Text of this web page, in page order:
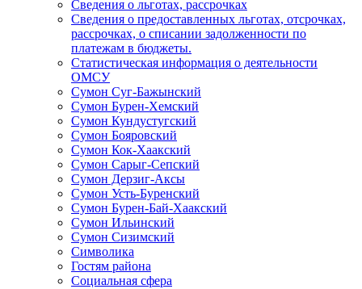
Сведения о льготах, рассрочках
Сведения о предоставленных льготах, отсрочках,
рассрочках, о списании задолженности по
платежам в бюджеты.
Статистическая информация о деятельности
ОМСУ
Сумон Суг-Бажынский
Сумон Бурен-Хемский
Сумон Кундустугский
Сумон Бояровский
Сумон Кок-Хаакский
Сумон Сарыг-Сепский
Сумон Дерзиг-Аксы
Сумон Усть-Буренский
Сумон Бурен-Бай-Хаакский
Сумон Ильинский
Сумон Сизимский
Символика
Гостям района
Социальная сфера